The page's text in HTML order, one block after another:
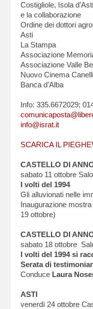
Costigliole, Isola
e la collaborazione
Ordine dei dottori
Asti
La Stampa
Associazione
Associazione Valle
Nuovo Cinema Canelli
Banca d’Alba
Info: 335.6672029;
info@israt.it
SCARICA IL
CASTELLO DI
sabato 11 ottobre
I volti del 1994
Gli alluvionati nelle
Inaugurazione
19 ottobre)
CASTELLO DI
sabato 18 ottobre
I volti del 1994 si
Serata di
Conduce Laura
ASTI
venerdì 24 ottobre